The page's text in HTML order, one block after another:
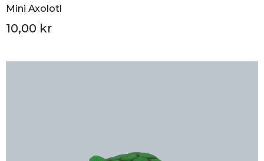
Mini Axolotl
10,00 kr